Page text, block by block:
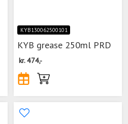
KYB130062500101
KYB grease 250ml PRD
kr.474,-